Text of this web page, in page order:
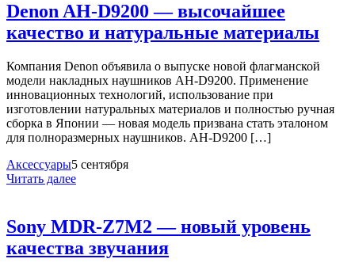
Denon AH-D9200 — высочайшее
качество и натуральные материалы
Компания Denon объявила о выпуске новой флагманской
модели накладных наушников AH-D9200. Применение
инновационных технологий, использование при
изготовлении натуральных материалов и полностью ручная
сборка в Японии — новая модель призвана стать эталоном
для полноразмерных наушников. AH-D9200 […]
Аксессуары5 сентября
Читать далее
Sony MDR-Z7M2 — новый уровень
качества звучания